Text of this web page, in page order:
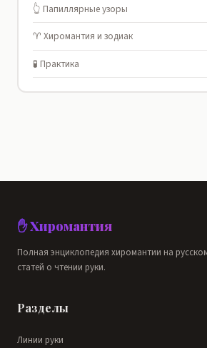
👆 Папиллярные узоры
♈ Хиромантия и зодиак
🧪 Практика
✋ Хиромантия
Полная энциклопедия хиромантии на
статей о чтении руки.
Разделы
Линии руки